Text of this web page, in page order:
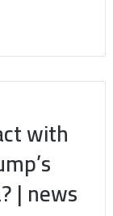
with
| news